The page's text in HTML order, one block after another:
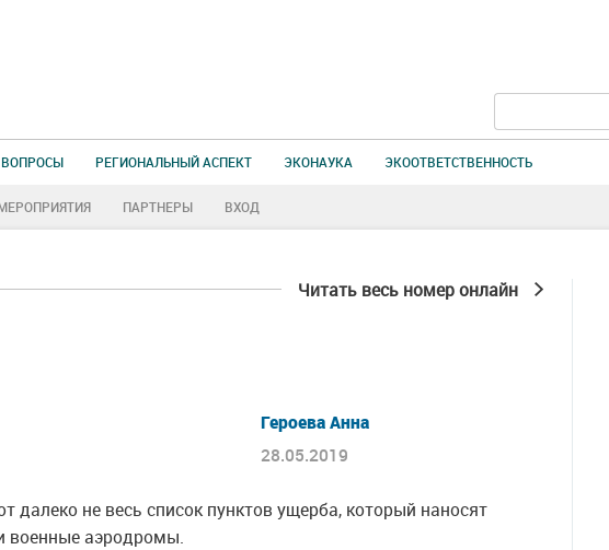
РЕГИОНАЛЬНЫЙ АСПЕКТ ЭКОНАУКА ЭКООТВЕТСТВЕННОСТЬ
ПАРТНЕРЫ ВХОД
Читать весь номер онлайн
Героева Анна
28.05.2019
далеко не весь список пунктов ущерба, который наносят
военные аэродромы.